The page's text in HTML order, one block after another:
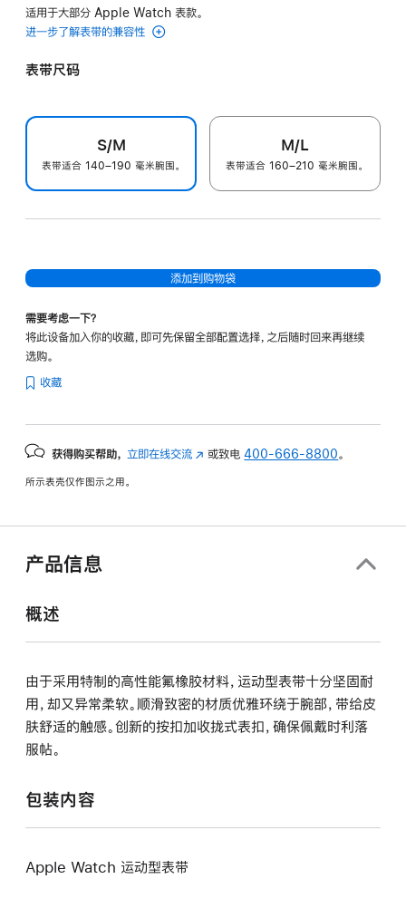
适用于大部分 Apple Watch 表款。
进一步了解表带的兼容性
表带尺码
S/M
表带适合 140–190 毫米腕围。
M/L
表带适合 160–210 毫米腕围。
添加到购物袋
需要考虑一下？
将此设备加入你的收藏，即可先保留全部配置选择，之后随时回来再继续
选购。
收藏
获得购买帮助， 立即在线交流 (在
中
或致电400-666-8800 。
所示表壳仅作图示之用。
产品信息
概述
由于采用特制的高性能氟橡胶材料，运动型表带十分坚固耐
用，却又异常柔软。顺滑致密的材质优雅环绕于腕部，带给皮
肤舒适的触感。创新的按扣加收拢式表扣，确保佩戴时利落
服帖。
包装内容
Apple Watch 运动型表带